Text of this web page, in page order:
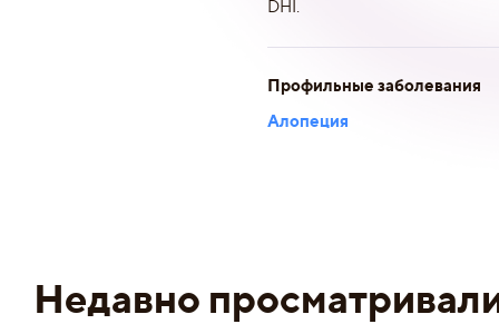
DHI.
Профильные заболевания
Алопеция
Недавно